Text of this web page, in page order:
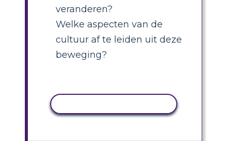
veranderen?
Welke aspecten van de
cultuur af te leiden uit deze
beweging?